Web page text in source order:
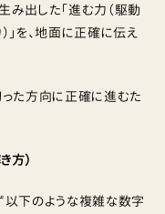
み出した「進む力（駆動
」を、地面に正確に伝え
った方向に正確に進むた
方）
以下のような複雑な数字